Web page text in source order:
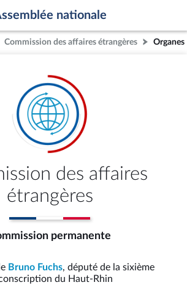
nationale
Commission des affaires étrangères Organes
des affaires
étrangères
permanente
Bruno Fuchs, député de la sixième
du Haut-Rhin